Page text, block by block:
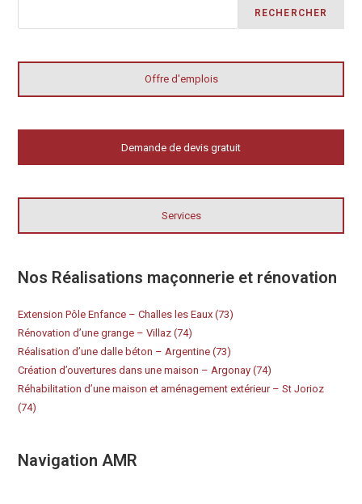
RECHERCHER
Offre d'emplois
Demande de devis gratuit
Services
Nos Réalisations maçonnerie et rénovation
Extension Pôle Enfance – Challes les Eaux (73)
Rénovation d’une grange – Villaz (74)
Réalisation d’une dalle béton – Argentine (73)
Création d’ouvertures dans une maison – Argonay (74)
Réhabilitation d’une maison et aménagement extérieur – St Jorioz
(74)
Navigation AMR